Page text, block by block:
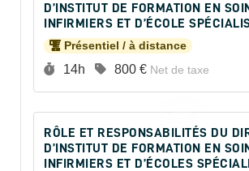
D’INSTITUT DE FORMATION EN
INFIRMIERS ET D’ÉCOLE
NIVEAU I
Présentiel / à distance
Durée :
14h Prix :
800 € Net de taxe
RÔLE ET RESPONSABILITÉS DU
D’INSTITUT DE FORMATION EN
INFIRMIERS ET D’ÉCOLES